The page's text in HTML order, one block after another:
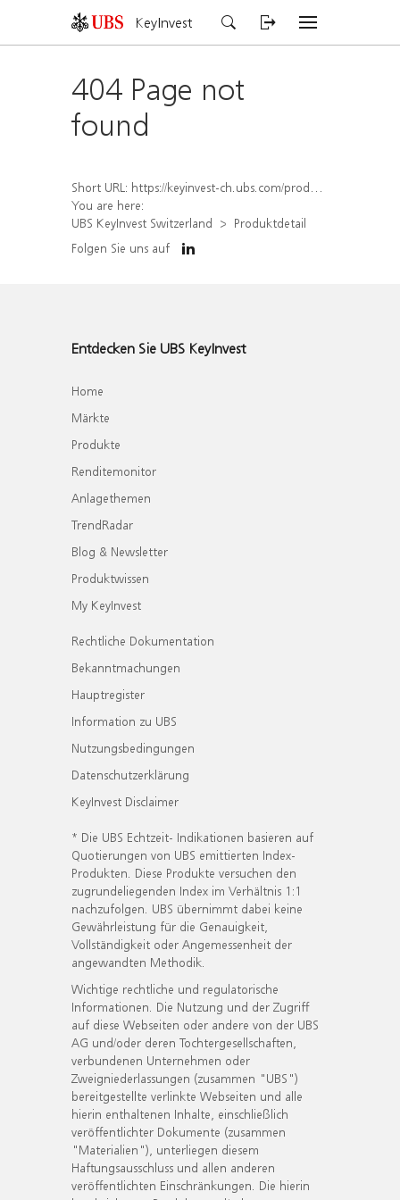
KeyInvest
404 Page not
found
Short URL: https://keyinvest-ch.ubs.com/produkt/detail/index/isin/CH1577809184
You are here:
UBS KeyInvest Switzerland
Produktdetail
Folgen Sie uns auf
Entdecken Sie UBS KeyInvest
Home
Märkte
Produkte
Renditemonitor
Anlagethemen
TrendRadar
Blog & Newsletter
Produktwissen
My KeyInvest
Rechtliche Dokumentation
Bekanntmachungen
Hauptregister
Information zu UBS
Nutzungsbedingungen
Datenschutzerklärung
KeyInvest Disclaimer
* Die UBS Echtzeit- Indikationen basieren auf
Quotierungen von UBS emittierten Index-
Produkten. Diese Produkte versuchen den
zugrundeliegenden Index im Verhältnis 1:1
nachzufolgen. UBS übernimmt dabei keine
Gewährleistung für die Genauigkeit,
Vollständigkeit oder Angemessenheit der
angewandten Methodik.
Wichtige rechtliche und regulatorische
Informationen. Die Nutzung und der Zugriff
auf diese Webseiten oder andere von der UBS
AG und/oder deren Tochtergesellschaften,
verbundenen Unternehmen oder
Zweigniederlassungen (zusammen "UBS")
bereitgestellte verlinkte Webseiten und alle
hierin enthaltenen Inhalte, einschließlich
veröffentlichter Dokumente (zusammen
"Materialien"), unterliegen diesem
Haftungsausschluss und allen anderen
veröffentlichten Einschränkungen. Die hierin